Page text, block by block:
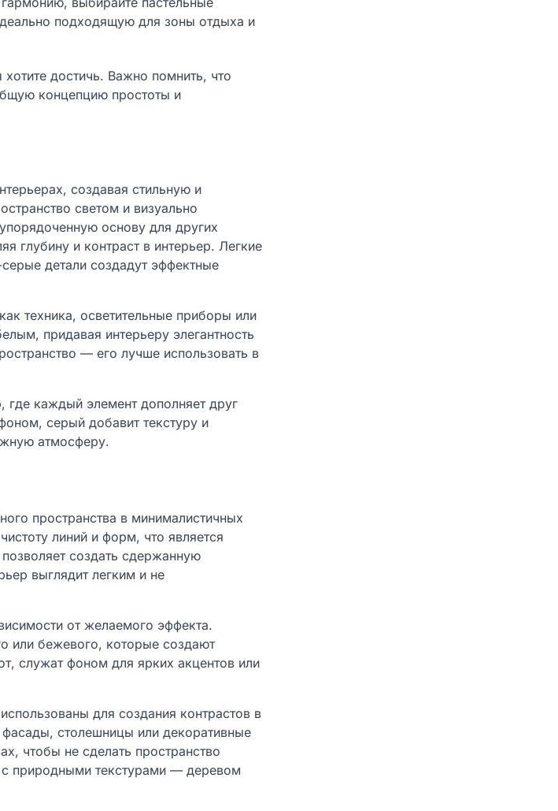
подходящую для зоны отдыха и
достичь. Важно помнить, что
концепцию простоты и
создавая стильную и
светом и визуально
основу для других
глубину и контраст в интерьер. Легкие
детали создадут эффектные
техника, осветительные приборы или
придавая интерьеру элегантность
— его лучше использовать в
где каждый элемент дополняет друг
серый добавит текстуру и
атмосферу.
пространства в минималистичных
линий и форм, что является
создать сдержанную
выглядит легким и не
от желаемого эффекта.
или бежевого, которые создают
служат фоном для ярких акцентов или
для создания контрастов в
столешницы или декоративные
чтобы не сделать пространство
природными текстурами — деревом